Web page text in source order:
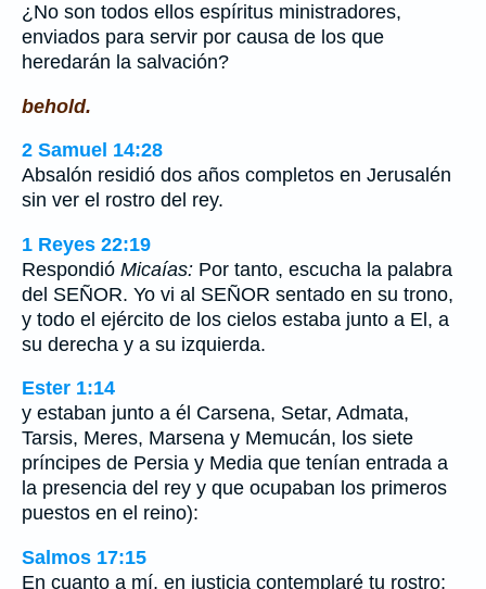
¿No son todos ellos espíritus ministradores,
enviados para servir por causa de los que
heredarán la salvación?
behold.
2 Samuel 14:28
Absalón residió dos años completos en Jerusalén
sin ver el rostro del rey.
1 Reyes 22:19
Respondió Micaías: Por tanto, escucha la palabra
del SEÑOR. Yo vi al SEÑOR sentado en su trono,
y todo el ejército de los cielos estaba junto a El, a
su derecha y a su izquierda.
Ester 1:14
y estaban junto a él Carsena, Setar, Admata,
Tarsis, Meres, Marsena y Memucán, los siete
príncipes de Persia y Media que tenían entrada a
la presencia del rey y que ocupaban los primeros
puestos en el reino):
Salmos 17:15
En cuanto a mí, en justicia contemplaré tu rostro;